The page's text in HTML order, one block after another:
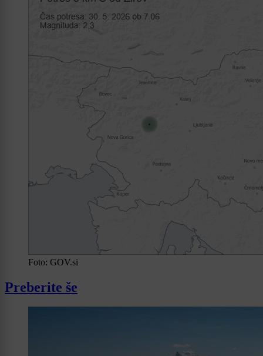
Foto: GOV.si
Preberite še